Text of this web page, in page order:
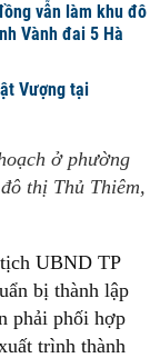
vẫn làm khu đô
Vành đai 5 Hà
Vượng tại
ở phường
thị Thủ Thiêm,
UBND TP
bị thành lập
phải phối hợp
trình thành